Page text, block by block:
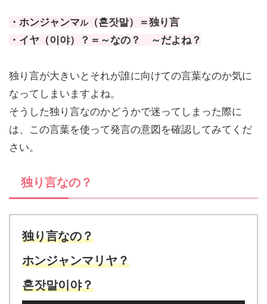
・ホンジャンマル（혼잣말）＝独り言
・イヤ（이야）？＝～なの？ ～だよね？
独り言が大きいとそれが誰に向けての言葉なのか気に
なってしまいますよね。
そうした独り言なのかどうかで迷ってしまった際に
は、この言葉を使って発言の意図を確認してみてくだ
さい。
独り言なの？
独り言なの？
ホンジャンマリヤ？
혼잣말이야？